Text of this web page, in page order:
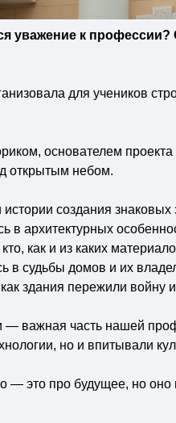
уважение к
для учеников
основателем
открытым небом.
создания знаковых
в архитектурных
как и из каких
в судьбы домов и их
здания пережили войну
— важная часть нашей
но и впитывали
— это про будущее, но